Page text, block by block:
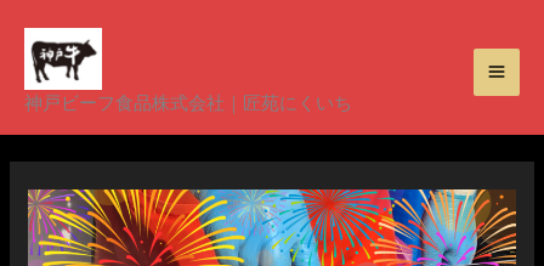
神戸ビーフ食品株式会社｜匠苑にくいち